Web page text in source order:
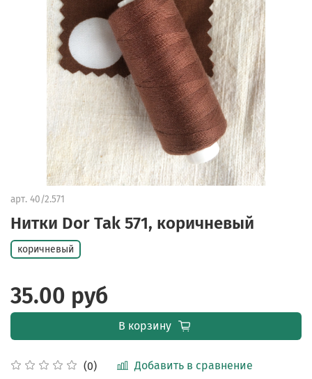
арт. 40/2.571
Нитки Dor Tak 571, коричневый
(0) Добавить в сравнение
коричневый
35.00 руб
В корзину